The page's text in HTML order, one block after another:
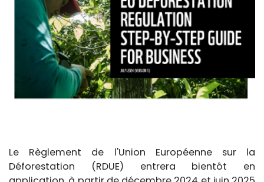
Le Règlement de l'Union Européenne sur la
Déforestation (RDUE) entrera bientôt en